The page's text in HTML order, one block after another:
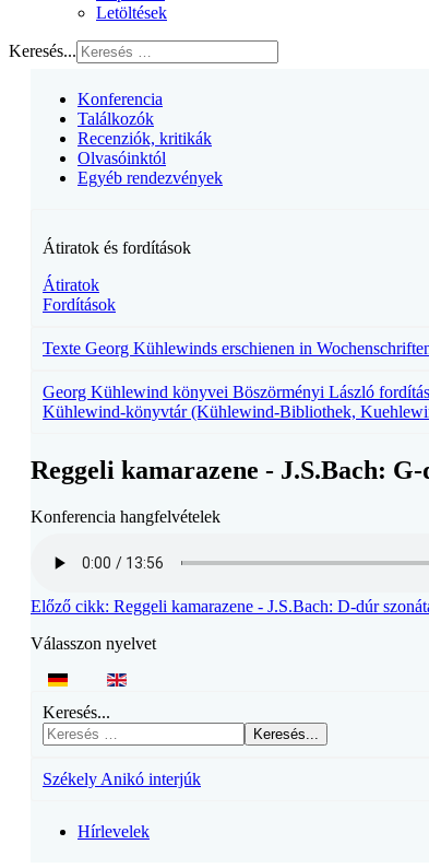
Letöltések
Keresés...
Konferencia
Találkozók
Recenziók, kritikák
Olvasóinktól
Egyéb rendezvények
Átiratok és fordítások
Átiratok
Fordítások
Texte Georg Kühlewinds erschienen in
Georg Kühlewind könyvei Böszörményi László
Kühlewind-könyvtár (Kühlewind-Bibliothek,
Reggeli kamarazene - J.S.Bach:
Konferencia hangfelvételek
Előző cikk: Reggeli kamarazene - J.S.Bach: D-dúr
Válasszon nyelvet
Keresés...
Keresés...
Székely Anikó interjúk
Hírlevelek